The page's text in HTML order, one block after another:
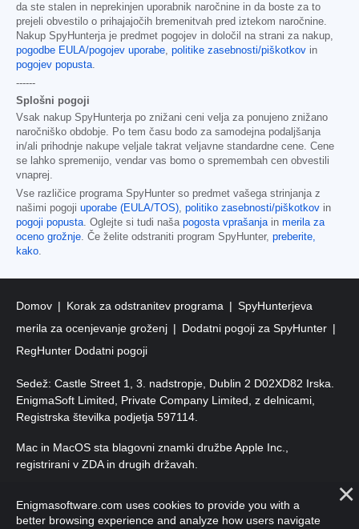
da ste stalen in neprekinjen uporabnik naročnine in da boste za to
prejeli obvestilo o prihajajočih bremenitvah pred iztekom naročnine.
Nakup SpyHunterja je predmet pogojev in določil na strani za nakup,
pogodbe EULA/pogojev uporabe, politike zasebnosti/piškotkov in
pogojev popusta.
------
Splošni pogoji
Vsak nakup SpyHunterja po znižani ceni velja za ponujeno znižano
naročniško obdobje. Po tem času bodo za samodejna podaljšanja
in/ali prihodnje nakupe veljale takrat veljavne standardne cene. Cene
se lahko spremenijo, vendar vas bomo o spremembah cen obvestili
vnaprej.
Vse različice programa SpyHunter so predmet vašega strinjanja z
našimi pogoji uporabe (EULA/TOS), politiko zasebnosti/piškotkov in
pogoji popusta. Oglejte si tudi naša pogosta vprašanjain merila za
oceno grožnje. Če želite odstraniti program SpyHunter, preberite,
kako.
Domov Korak za odstranitev programa
SpyHunterjeva
merila za ocenjevanje groženj
Dodatni pogoji za SpyHunter
RegHunter Dodatni pogoji
Sedež: Castle Street 1, 3. nadstropje, Dublin 2 D02XD82 Irska.
EnigmaSoft Limited, Private Company Limited, z delnicami,
Registrska številka podjetja 597114.
Mac in MacOS sta blagovni znamki družbe Apple Inc.,
registrirani v ZDA in drugih državah.
pridržane.
Enigmasoftware.com uses cookies to provide you with a
better browsing experience and analyze how users navigate